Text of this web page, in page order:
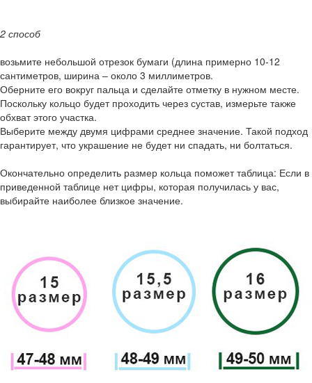
2 способ
возьмите небольшой отрезок бумаги (длина примерно 10-12
сантиметров, ширина – около 3 миллиметров.
Оберните его вокруг пальца и сделайте отметку в нужном месте.
Поскольку кольцо будет проходить через сустав, измерьте также
обхват этого участка.
Выберите между двумя цифрами среднее значение. Такой подход
гарантирует, что украшение не будет ни спадать, ни болтаться.
Окончательно определить размер кольца поможет таблица: Если в
приведенной таблице нет цифры, которая получилась у вас,
выбирайте наиболее близкое значение.